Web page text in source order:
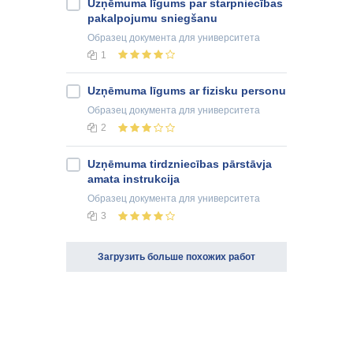
Uzņēmuma līgums par starpniecības
pakalpojumu sniegšanu
Образец документа для университета
1
Uzņēmuma līgums ar fizisku personu
Образец документа для университета
2
Uzņēmuma tirdzniecības pārstāvja
amata instrukcija
Образец документа для университета
3
Загрузить больше похожих работ